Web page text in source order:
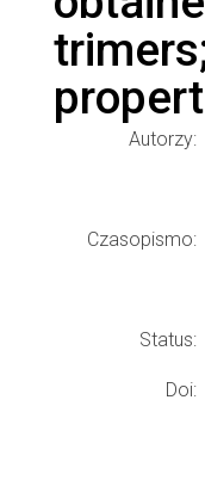
Autorzy:
Czasopismo:
Status:
Doi: